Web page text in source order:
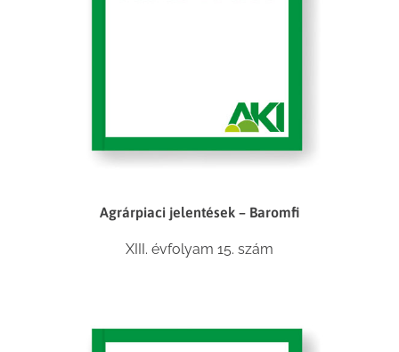
Agrárpiaci jelentések – Baromfi
XIII. évfolyam 15. szám